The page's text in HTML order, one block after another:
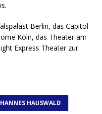
Berlin, das Capitol
Köln, das Theater am
Express Theater zur
HANNES HAUSWALD